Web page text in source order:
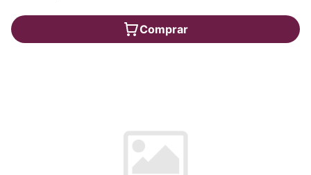
Comprar